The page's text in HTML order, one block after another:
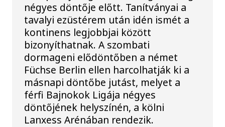
négyes döntője előtt. Tanítványai a
tavalyi ezüstérem után idén ismét a
kontinens legjobbjai között
bizonyíthatnak. A szombati
dormageni elődöntőben a német
Füchse Berlin ellen harcolhatják ki a
másnapi döntőbe jutást, melyet a
férfi Bajnokok Ligája négyes
döntőjének helyszínén, a kölni
Lanxess Arénában rendezik.